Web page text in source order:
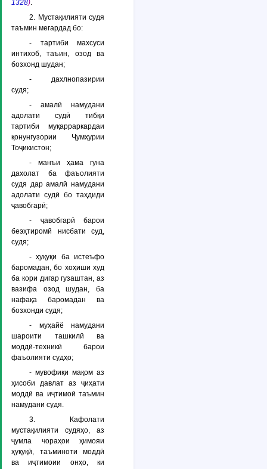
1328).
2. Мустақилияти судя
таъмин мегардад бо:
- тартиби махсуси
интихоб, таъин, озод ва
бозхонд шудан;
- дахлнопазирии
судя;
- амалӣ намудани
адолати судӣ тибқи
тартиби муқарраркардаи
қонунгузории Ҷумҳурии
Тоҷикистон;
- манъи ҳама гуна
дахолат ба фаъолияти
судя дар амалӣ намудани
адолати судӣ бо таҳдиди
ҷавобгарӣ;
- ҷавобгарӣ барои
беэҳтиромӣ нисбати суд,
судя;
- ҳуқуқи ба истеъфо
баромадан, бо хоҳиши худ
ба кори дигар гузаштан, аз
вазифа озод шудан, ба
нафақа баромадан ва
бозхонди судя;
- муҳайё намудани
шароити ташкилӣ ва
моддӣ-техникӣ барои
фаъолияти судҳо;
- мувофиқи мақом аз
ҳисоби давлат аз ҷиҳати
моддӣ ва иҷтимоӣ таъмин
намудани судя.
3. Кафолати
мустақилияти судяҳо, аз
ҷумла чораҳои ҳимояи
ҳуқуқӣ, таъминоти моддӣ
ва иҷтимоии онҳо, ки